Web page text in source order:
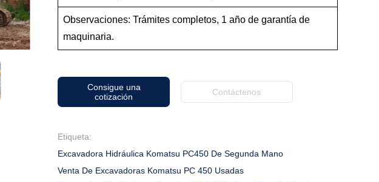
Observaciones: Trámites completos, 1 año de garantía de
maquinaria.
Consigue una
cotización
Contáctenos
Etiqueta:
Excavadora Hidráulica Komatsu PC450 De Segunda Mano
Venta De Excavadoras Komatsu PC 450 Usadas